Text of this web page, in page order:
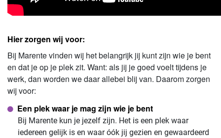
Hier zorgen wij voor:
Bij Marente vinden wij het belangrijk jij kunt zijn wie je bent
en dat je op je plek zit. Want: als jij je goed voelt tijdens je
werk, dan worden we daar allebei blij van. Daarom zorgen
wij voor:
Een plek waar je mag zijn wie je bent
Bij Marente kun je jezelf zijn. Het is een plek waar
iedereen gelijk is en waar óók jij gezien en gewaardeerd